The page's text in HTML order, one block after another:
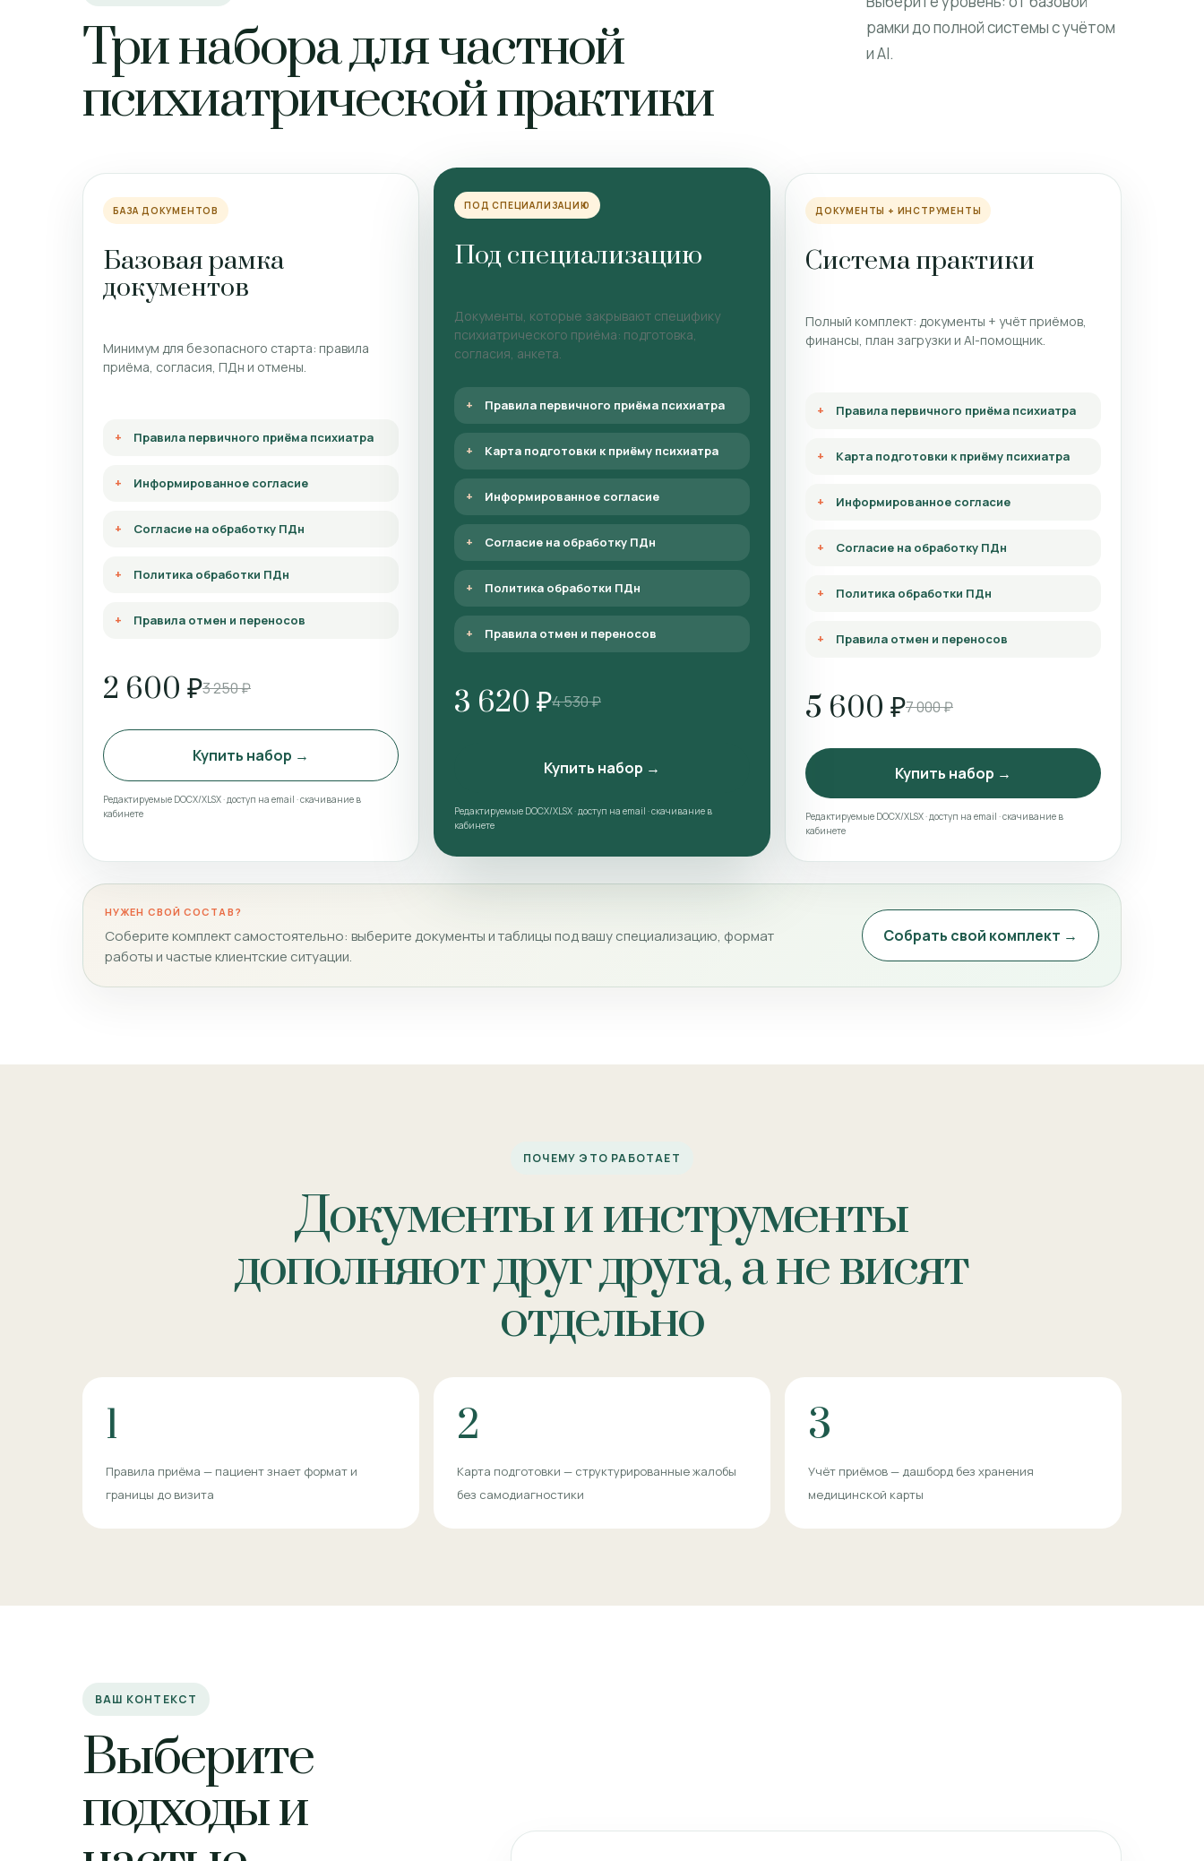
Три набора для частной
психиатрической практики
рамки до полной системы с учётом
и AI.
БАЗА ДОКУМЕНТОВ
Базовая рамка
документов
Минимум для безопасного старта: правила
приёма, согласия, ПДн и отмены.
Правила первичного приёма психиатра
Информированное согласие
Согласие на обработку ПДн
Политика обработки ПДн
Правила отмен и переносов
2 600 ₽3 250 ₽
Купить набор →
Редактируемые DOCX/XLSX · доступ на email · скачивание в
кабинете
ПОД СПЕЦИАЛИЗАЦИЮ
Под специализацию
Документы, которые закрывают специфику
психиатрического приёма: подготовка,
согласия, анкета.
Правила первичного приёма психиатра
Карта подготовки к приёму психиатра
Информированное согласие
Согласие на обработку ПДн
Политика обработки ПДн
Правила отмен и переносов
3 620 ₽4 530 ₽
Купить набор →
Редактируемые DOCX/XLSX · доступ на email · скачивание в
кабинете
ДОКУМЕНТЫ + ИНСТРУМЕНТЫ
Система практики
Полный комплект: документы + учёт приёмов,
финансы, план загрузки и AI-помощник.
Правила первичного приёма психиатра
Карта подготовки к приёму психиатра
Информированное согласие
Согласие на обработку ПДн
Политика обработки ПДн
Правила отмен и переносов
5 600 ₽7 000 ₽
Купить набор →
Редактируемые DOCX/XLSX · доступ на email · скачивание в
кабинете
НУЖЕН СВОЙ СОСТАВ?
Соберите комплект самостоятельно: выберите документы и таблицы под вашу специализацию, формат
работы и частые клиентские ситуации.
Собрать свой комплект →
ПОЧЕМУ ЭТО РАБОТАЕТ
Документы и инструменты
дополняют друг друга, а не висят
отдельно
1
Правила приёма — пациент знает формат и
границы до визита
2
Карта подготовки — структурированные жалобы
без самодиагностики
3
Учёт приёмов — дашборд без хранения
медицинской карты
ВАШ КОНТЕКСТ
Выберите
подходы и